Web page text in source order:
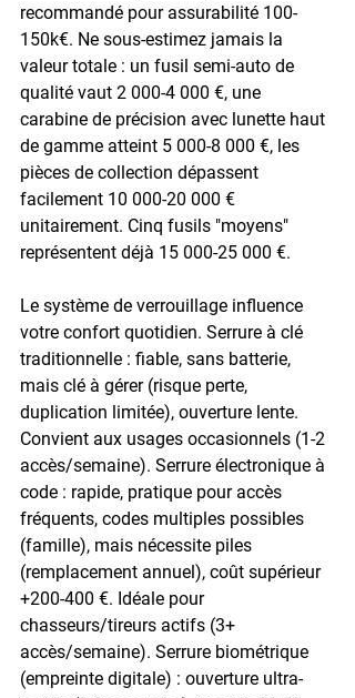
recommandé pour assurabilité 100-
150k€. Ne sous-estimez jamais la
valeur totale : un fusil semi-auto de
qualité vaut 2 000-4 000 €, une
carabine de précision avec lunette haut
de gamme atteint 5 000-8 000 €, les
pièces de collection dépassent
facilement 10 000-20 000 €
unitairement. Cinq fusils "moyens"
représentent déjà 15 000-25 000 €.
Le système de verrouillage influence
votre confort quotidien. Serrure à clé
traditionnelle : fiable, sans batterie,
mais clé à gérer (risque perte,
duplication limitée), ouverture lente.
Convient aux usages occasionnels (1-2
accès/semaine). Serrure électronique à
code : rapide, pratique pour accès
fréquents, codes multiples possibles
(famille), mais nécessite piles
(remplacement annuel), coût supérieur
+200-400 €. Idéale pour
chasseurs/tireurs actifs (3+
accès/semaine). Serrure biométrique
(empreinte digitale) : ouverture ultra-